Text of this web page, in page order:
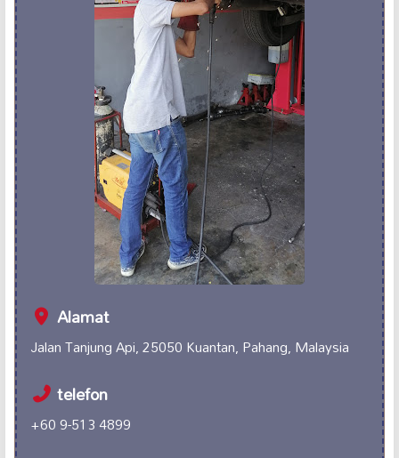
Alamat
Jalan Tanjung Api, 25050 Kuantan, Pahang, Malaysia
telefon
+60 9-513 4899